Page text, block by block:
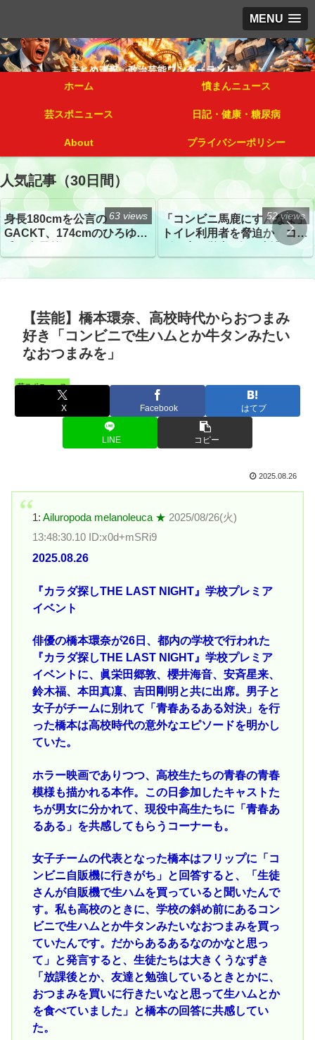
MENU
ホーム 憤まんニュース
芸スポニュース 日記・健康・糖尿病
About プライバシーポリシー
人気記事（30日間）
身長180cmを公言の
GACKT、174cmのひろゆき
トざわつき イベントでの写
真が話題
63 views
「コンビニ馬鹿にすんなよ」
トイレ利用者を脅迫か コン
52 views
【芸能】橋本環奈、高校時代からおつまみ
好き「コンビニで生ハムとか牛タンみたい
なおつまみを」
芸スポニュース
X Facebook はてブ
LINE コピー
2025.08.26
1: Ailuropoda melanoleuca ★ 2025/08/26(火)
13:48:30.10 ID:x0d+mSRi9
2025.08.26
『カラダ探しTHE LAST NIGHT』学校プレミア
イベント
俳優の橋本環奈が26日、都内の学校で行われた
『カラダ探しTHE LAST NIGHT』学校プレミア
イベントに、眞栄田郷敦、櫻井海音、安斉星来、
鈴木福、本田真凜、吉田剛明と共に出席。男子と
女子がチームに別れて「青春あるある対決」を行
った橋本は高校時代の意外なエピソードを明かし
ていた。
ホラー映画でありつつ、高校生たちの青春の青春
模様も描かれる本作。この日参加したキャストた
ちが男女に分かれて、現役中高生たちに「青春あ
るある」を共感してもらうコーナーも。
女子チームの代表となった橋本はフリップに「コ
ンビニ自販機に行きがち」と回答すると、「生徒
さんが自販機で生ハムを買っていると聞いたんで
す。私も高校のときに、学校の斜め前にあるコン
ビニで生ハムとか牛タンみたいなおつまみを買っ
ていたんです。だからあるあるなのかなと思っ
て」と発言すると、生徒たちは大きくうなずき
「放課後とか、友達と勉強しているときとかに、
おつまみを買いに行きたいなと思って生ハムとか
を食べていました」と橋本の回答に共感してい
た。